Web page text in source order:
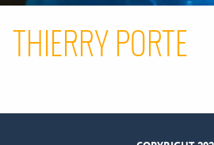
THIERRY PORTE